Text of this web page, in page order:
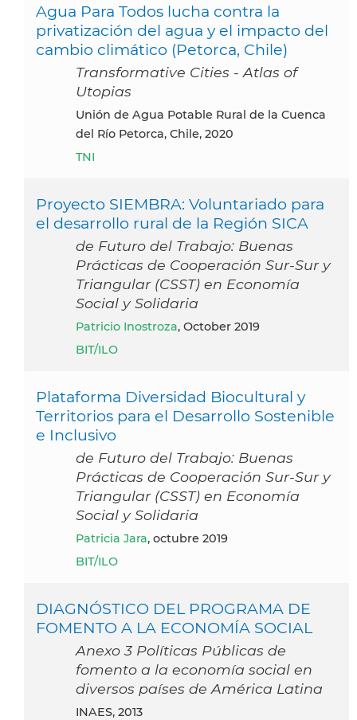
Agua Para Todos lucha contra la
privatización del agua y el impacto del
cambio climático (Petorca, Chile)
Transformative Cities - Atlas of
Utopias
Unión de Agua Potable Rural de la Cuenca
del Río Petorca, Chile, 2020
TNI
Proyecto SIEMBRA: Voluntariado para
el desarrollo rural de la Región SICA
de Futuro del Trabajo: Buenas
Prácticas de Cooperación Sur-Sur y
Triangular (CSST) en Economía
Social y Solidaria
Patricio Inostroza, October 2019
BIT/ILO
Plataforma Diversidad Biocultural y
Territorios para el Desarrollo Sostenible
e Inclusivo
de Futuro del Trabajo: Buenas
Prácticas de Cooperación Sur-Sur y
Triangular (CSST) en Economía
Social y Solidaria
Patricia Jara, octubre 2019
BIT/ILO
DIAGNÓSTICO DEL PROGRAMA DE
FOMENTO A LA ECONOMÍA SOCIAL
Anexo 3 Políticas Públicas de
fomento a la economía social en
diversos países de América Latina
INAES, 2013